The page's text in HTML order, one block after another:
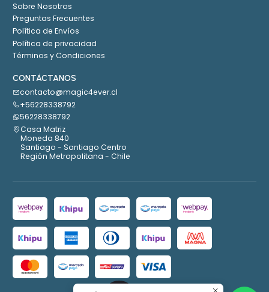
Sobre Nosotros
Preguntas Frecuentes
Política de Envíos
Política de privacidad
Términos y Condiciones
CONTÁCTANOS
contacto@magic4ever.cl
+56228338792
56228338792
Casa Matriz
Moneda 840
Santiago - Santiago Centro
Región Metropolitana - Chile